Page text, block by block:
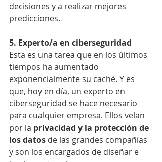
decisiones y a realizar mejores
predicciones.
5. Experto/a en ciberseguridad
Esta es una tarea que en los últimos
tiempos ha aumentado
exponencialmente su caché. Y es
que, hoy en día, un experto en
ciberseguridad se hace necesario
para cualquier empresa. Ellos velan
por la privacidad y la protección de
los datos de las grandes compañías
y son los encargados de diseñar e